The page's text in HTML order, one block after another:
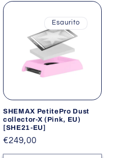
Esaurito
SHEMAX PetitePro Dust
collector-X (Pink, EU)
[SHE21-EU]
Prezzo
di
€249,00